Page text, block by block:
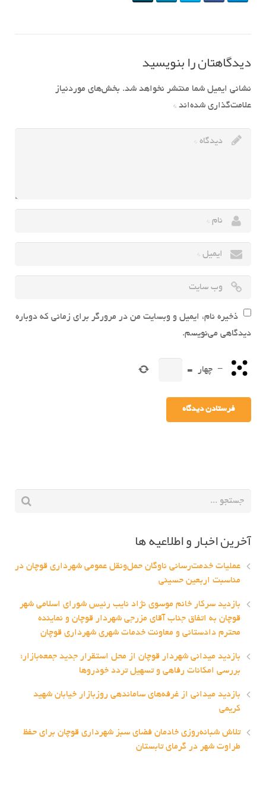
دیدگاهتان را بنویسید
نشانی ایمیل شما منتشر نخواهد شد. بخش‌های موردنیاز
علامت‌گذاری شده‌اند *
ذخیره نام، ایمیل و وبسایت من در مرورگر برای زمانی که دوباره
دیدگاهی می‌نویسم.
− چهار =
آخرین اخبار و اطلاعیه ها
عملیات خدمت‌رسانی ناوگان حمل‌ونقل عمومی شهرداری قوچان در
مناسبت اربعین حسینی
بازدید سرکار خانم موسوی نژاد نایب رئیس شورای اسلامی شهر
قوچان به اتفاق جناب آقای مزرجی شهردار قوچان و نماینده
محترم دادستانی و معاونت خدمات شهری شهرداری قوچان
بازدید میدانی شهردار قوچان از محل استقرار جدید جمعه‌بازار؛
بررسی امکانات رفاهی و تسهیل تردد خودروها
بازدید میدانی از غرفه‌های ساماندهی روزبازار خیابان شهید
کریمی
تلاش شبانه‌روزی خادمان فضای سبز شهرداری قوچان برای حفظ
طراوت شهر در گرمای تابستان